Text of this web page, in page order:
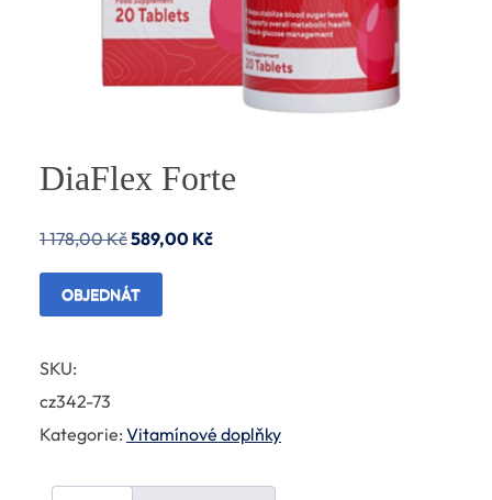
DiaFlex Forte
1 178,00KčPůvodní
cena
byla:
589,00 KčAktuální
OBJEDNÁT
SKU:
cz342-73
Kategorie: Vitamínové doplňky